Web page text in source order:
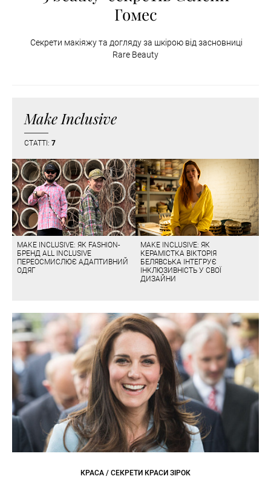
Гомеc
Секрети макіяжу та догляду за шкірою від засновниці
Rare Beauty
Make Inclusive
СТАТТІ: 7
MAKE INCLUSIVE: ЯК FASHION-
БРЕНД ALL INCLUSIVE
ПЕРЕОСМИСЛЮЄ АДАПТИВНИЙ
ОДЯГ
MAKE INCLUSIVE: ЯК
КЕРАМІСТКА ВІКТОРІЯ
БЕЛЯВСЬКА ІНТЕГРУЄ
ІНКЛЮЗИВНІСТЬ У СВОЇ
ДИЗАЙНИ
КРАСА / СЕКРЕТИ КРАСИ ЗІРОК